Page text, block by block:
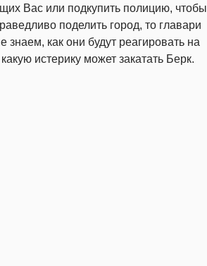
Вас или подкупить полицию, чтобы
поделить город, то главари
как они будут реагировать на
истерику может закатать Берк.